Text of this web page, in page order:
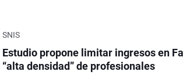
SNIS
Estudio propone limitar ingresos en
“alta densidad” de profesionales